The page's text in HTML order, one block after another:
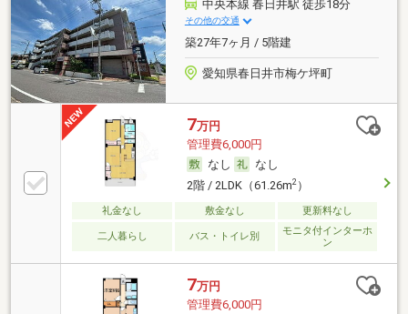
中央本線 春日井駅 徒歩18分
その他の交通
築27年7ヶ月 / 5階建
愛知県春日井市梅ケ坪町
7万円
管理費6,000円
なし
なし
2階 / 2LDK（61.26m2）
礼金なし 敷金なし 更新料なし
二人暮らし バス・トイレ別
モニタ付インターホ
ン
7万円
管理費6,000円